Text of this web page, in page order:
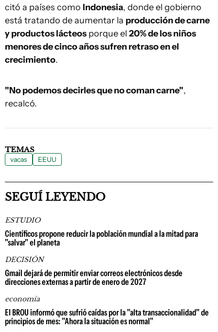
citó a países como Indonesia, donde el gobierno
está tratando de aumentar la producción de carne
y productos lácteos porque el 20% de los niños
menores de cinco años sufren retraso en el
crecimiento.
"No podemos decirles que no coman carne",
recalcó.
TEMAS
vacas EEUU
SEGUÍ LEYENDO
ESTUDIO
Científicos propone reducir la población mundial a la mitad para
"salvar" el planeta
DECISIÓN
Gmail dejará de permitir enviar correos electrónicos desde
direcciones externas a partir de enero de 2027
economía
El BROU informó que sufrió caídas por la "alta transaccionalidad" de
principios de mes: "Ahora la situación es normal"